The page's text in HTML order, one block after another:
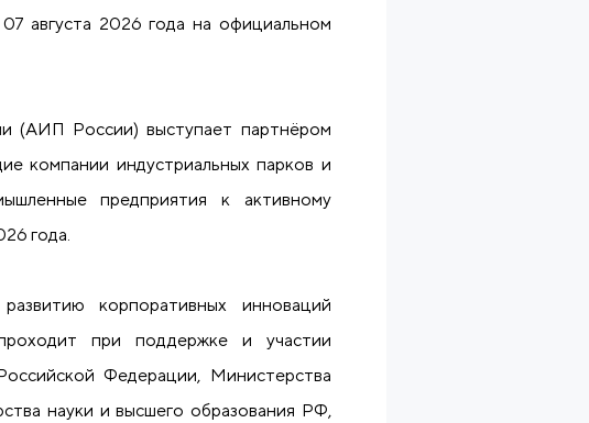
августа 2026 года на официальном
(АИП России) выступает партнёром
компании индустриальных парков и
предприятия к активному
года.
корпоративных инноваций
при поддержке и участии
Федерации, Министерства
науки и высшего образования РФ,